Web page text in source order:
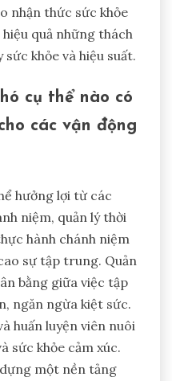
nhận thức sức khỏe
quả những thách
khỏe và hiệu suất.
cụ thể nào có
các vận động
hưởng lợi từ các
niệm, quản lý thời
hành chánh niệm
sự tập trung. Quản
bằng giữa việc tập
ngăn ngừa kiệt sức.
huấn luyện viên nuôi
sức khỏe cảm xúc.
một nền tảng